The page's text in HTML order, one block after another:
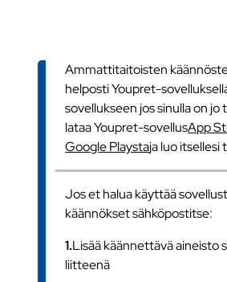
Ammattitaitoisten
helposti Youpret-
sovellukseen jos sinulla on
lataa Youpret-sovellusApp
Google Playstaja luo itsellesi
Jos et halua käyttää
käännökset sähköpostitse:
1.Lisää käännettävä aineisto
liitteenä